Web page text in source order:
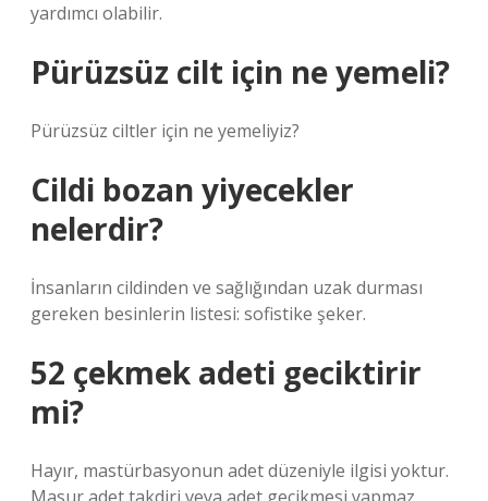
yardımcı olabilir.
Pürüzsüz cilt için ne yemeli?
Pürüzsüz ciltler için ne yemeliyiz?
Cildi bozan yiyecekler
nelerdir?
İnsanların cildinden ve sağlığından uzak durması
gereken besinlerin listesi: sofistike şeker.
52 çekmek adeti geciktirir
mi?
Hayır, mastürbasyonun adet düzeniyle ilgisi yoktur.